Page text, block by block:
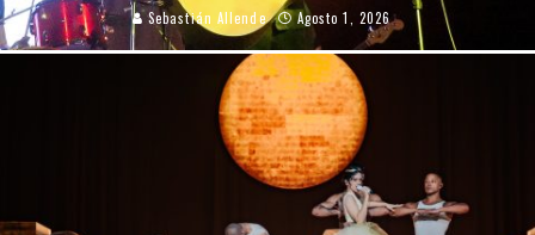
Sebastián Allende Agosto 1, 2026